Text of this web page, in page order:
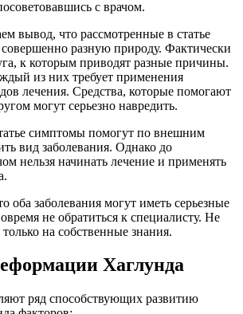
с врачом.
вывод, что рассмотренные в статье
разную природу. Фактически
к которым приводят разные причины.
из них требует применения
лечения. Средства, которые помогают
могут серьезно навредить.
симптомы помогут по внешним
вид заболевания. Однако до
нельзя начинать лечение и применять
оба заболевания могут иметь серьезные
не обратиться к специалисту. Не
на собственные знания.
Хаглунда
ряд способствующих развитию